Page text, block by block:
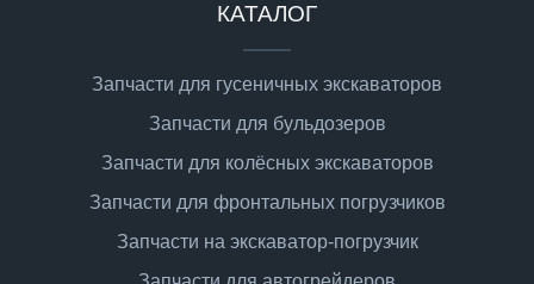
КАТАЛОГ
Запчасти для гусеничных экскаваторов
Запчасти для бульдозеров
Запчасти для колёсных экскаваторов
Запчасти для фронтальных погрузчиков
Запчасти на экскаватор-погрузчик